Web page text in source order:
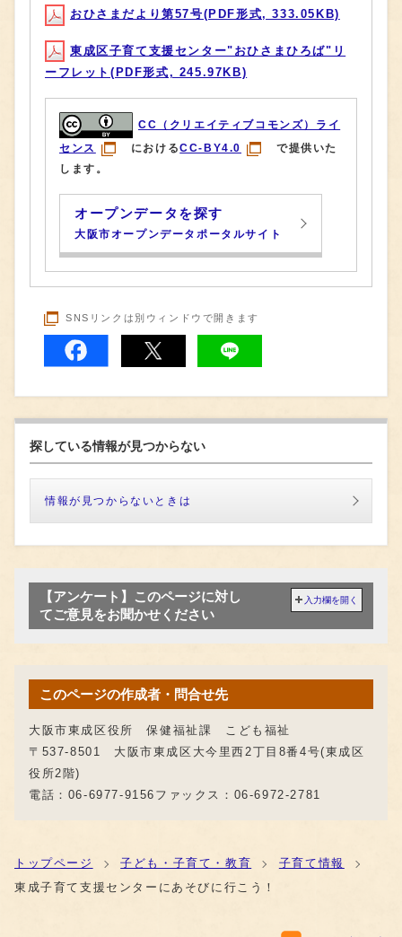
おひさまだより第57号(PDF形式, 333.05KB)
東成区子育て支援センター"おひさまひろば"リ
ーフレット(PDF形式, 245.97KB)
CC（クリエイティブコモンズ）ライ
センス
におけるCC-BY4.0
で提供いた
します。
オープンデータを探す
大阪市オープンデータポータルサイト
SNSリンクは別ウィンドウで開きます
探している情報が見つからない
情報が見つからないときは
【アンケート】このページに対し
てご意見をお聞かせください
入力欄を開く
このページの作成者・問合せ先
大阪市東成区役所 保健福祉課 こども福祉
〒537-8501 大阪市東成区大今里西2丁目8番4号(東成区
役所2階)
電話：06-6977-9156ファックス：06-6972-2781
トップページ 子ども・子育て・教育
子育て情報
東成子育て支援センターにあそびに行こう！